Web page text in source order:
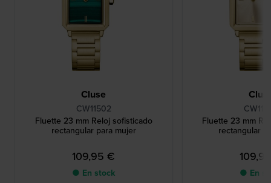
Cluse
CW11502
Fluette 23 mm Reloj sofisticado
rectangular para mujer
109,95 €
● En stock
Fluette 23 mm
rectangular
● En